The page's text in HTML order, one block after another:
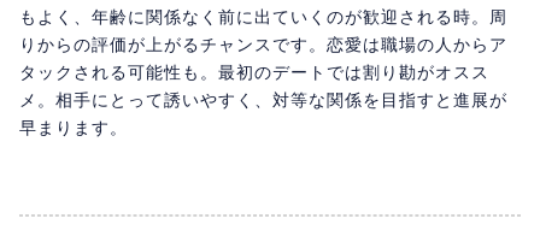
もよく、年齢に関係なく前に出ていくのが歓迎される時。周
りからの評価が上がるチャンスです。恋愛は職場の人からア
タックされる可能性も。最初のデートでは割り勘がオスス
メ。相手にとって誘いやすく、対等な関係を目指すと進展が
早まります。